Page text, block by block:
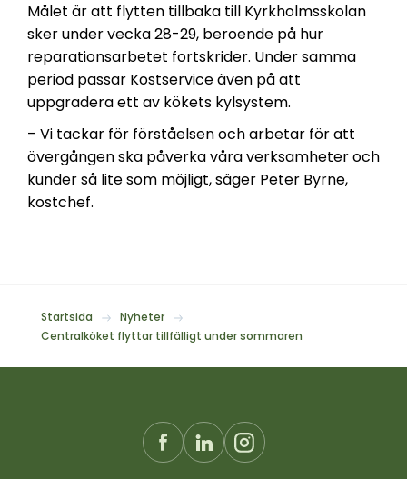
Målet är att flytten tillbaka till Kyrkholmsskolan
sker under vecka 28-29, beroende på hur
reparationsarbetet fortskrider. Under samma
period passar Kostservice även på att
uppgradera ett av kökets kylsystem.
– Vi tackar för förståelsen och arbetar för att
övergången ska påverka våra verksamheter och
kunder så lite som möjligt, säger Peter Byrne,
kostchef.
Startsida
Nyheter
Centralköket flyttar tillfälligt under sommaren